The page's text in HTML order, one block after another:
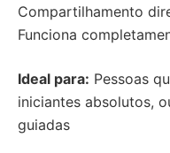
Compartilhamento
Funciona
Ideal para: Pessoas
iniciantes absolutos,
guiadas